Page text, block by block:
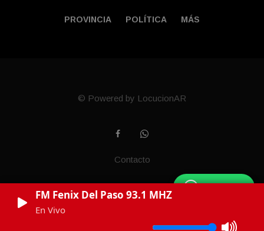
FM Fenix Del Paso 93.1 MHZ
En Vivo
WhatsApp
PROVINCIA POLÍTICA MÁS
© Powered by LocucionAR
Contacto